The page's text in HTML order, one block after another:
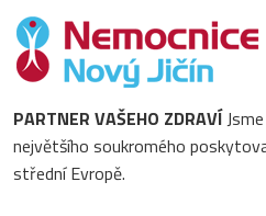
PARTNER VAŠEHO ZDRAVÍ
největšího soukromého
střední Evropě.